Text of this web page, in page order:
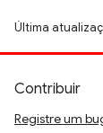
Última
Contribuir
Registre um